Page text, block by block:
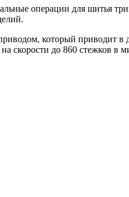
операции для шитья
который приводит в
скорости до 860 стежков в